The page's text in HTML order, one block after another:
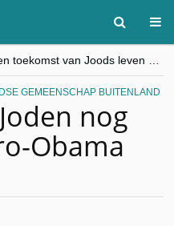
“Besnijdenisdebat toont hoe moeilijk seculiere Westen minderheden begrijpt”, Jinnih Beels (Vooruit)
CITYTRIP | ROEMENIË – Boekarest: de verrassing van Oost-Europa
GEMEENSCHAP BUITENLAND
nog
Obama